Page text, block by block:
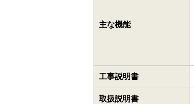
主な機能
工事説明書
取扱説明書